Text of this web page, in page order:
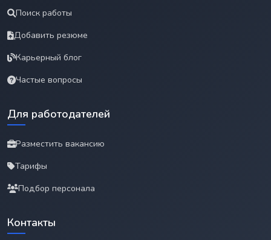
Поиск работы
Добавить резюме
Карьерный блог
Частые вопросы
Для работодателей
Разместить вакансию
Тарифы
Подбор персонала
Контакты